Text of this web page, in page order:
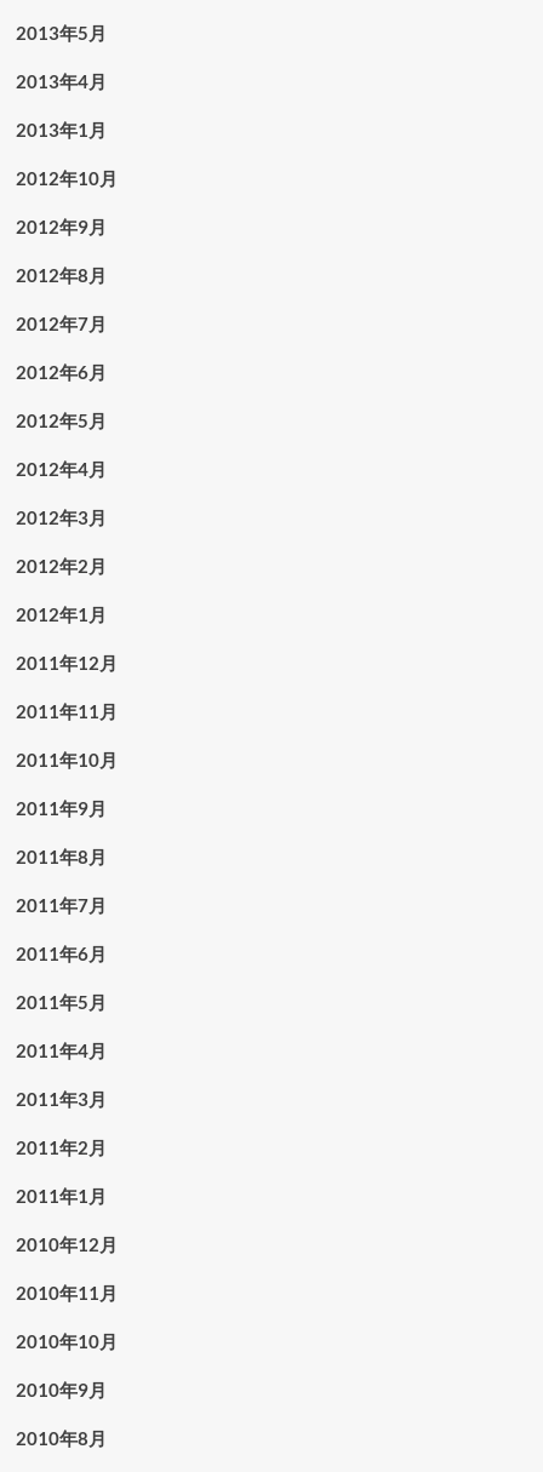
2013年5月
2013年4月
2013年1月
2012年10月
2012年9月
2012年8月
2012年7月
2012年6月
2012年5月
2012年4月
2012年3月
2012年2月
2012年1月
2011年12月
2011年11月
2011年10月
2011年9月
2011年8月
2011年7月
2011年6月
2011年5月
2011年4月
2011年3月
2011年2月
2011年1月
2010年12月
2010年11月
2010年10月
2010年9月
2010年8月